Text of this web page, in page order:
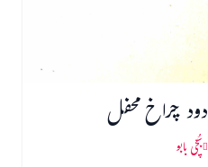
دود چراخ محفل
بُچّی بابو